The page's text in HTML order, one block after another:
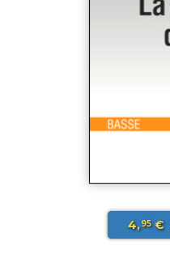
4,95€